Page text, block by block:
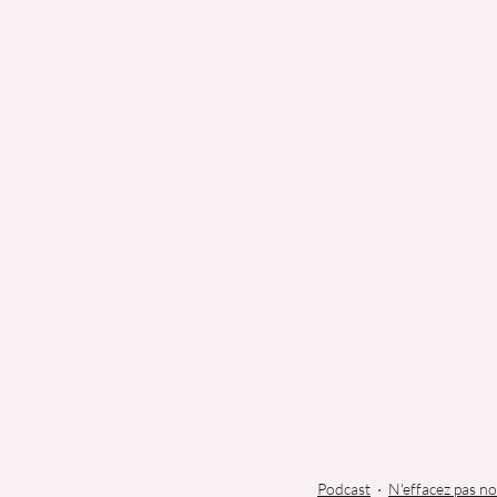
Podcast N'effacez pas